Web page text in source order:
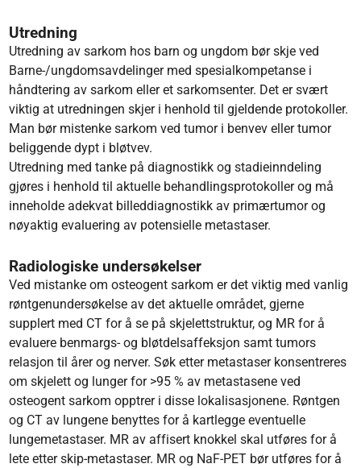
Utredning
Utredning av sarkom hos barn og ungdom bør skje ved
Barne-/ungdomsavdelinger med spesialkompetanse i
håndtering av sarkom eller et sarkomsenter. Det er svært
viktig at utredningen skjer i henhold til gjeldende protokoller.
Man bør mistenke sarkom ved tumor i benvev eller tumor
beliggende dypt i bløtvev.
Utredning med tanke på diagnostikk og stadieinndeling
gjøres i henhold til aktuelle behand­lings­protokoller og må
inneholde adekvat billeddiagnostikk av primærtumor og
nøyaktig evaluering av potensielle metastaser.
Radiologiske undersøkelser
Ved mistanke om osteogent sarkom er det viktig med vanlig
røntgenundersøkelse av det aktuelle området, gjerne
supplert med CT for å se på skjelettstruktur, og MR for å
evaluere benmargs- og bløtdelsaffeksjon samt tumors
relasjon til årer og nerver. Søk etter metas­taser konsentreres
om skjelett og lunger for >95 % av metastasene ved
osteogent sarkom opptrer i disse lokalisasjonene. Røntgen
og CT av lungene benyttes for å kartlegge eventuelle
lungemetastaser. MR av affisert knokkel skal utføres for å
lete etter skip-metastaser. MR og NaF-PET bør utføres for å